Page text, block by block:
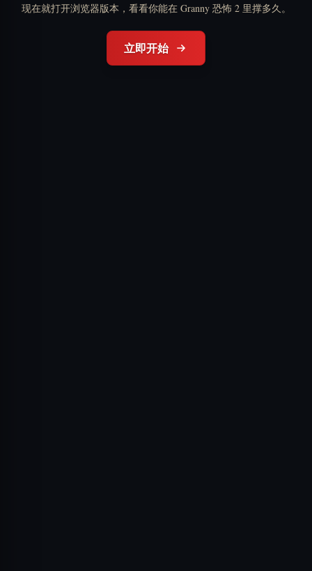
现在就打开浏览器版本，看看你能在 Granny 恐怖 2 里撑多久。
立即开始